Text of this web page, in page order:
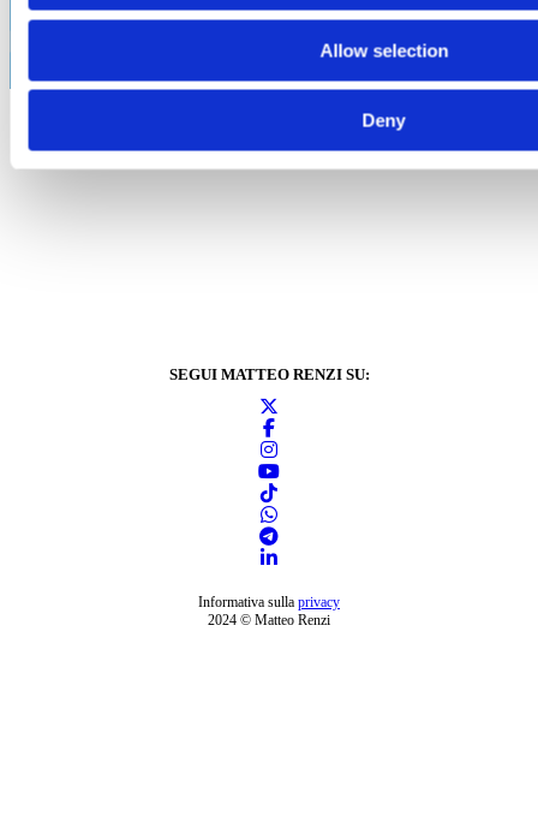
Allow selection
Deny
Non do il consenso
SEGUI MATTEO RENZI SU:
Informativa sulla privacy
2024 © Matteo Renzi